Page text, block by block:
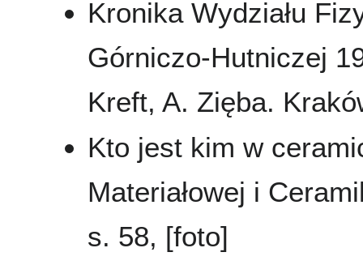
Kronika Wydziału
Górniczo-Hutniczej
Kreft, A. Zięba.
Kto jest kim w
Materiałowej i
s. 58, [foto]